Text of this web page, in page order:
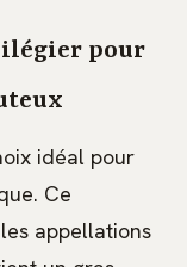
pour
idéal pour
Ce
appellations